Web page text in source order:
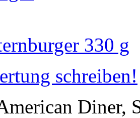
330 g
schreiben!
Diner,